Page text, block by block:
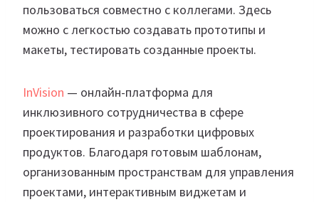
пользоваться совместно с коллегами. Здесь
можно с легкостью создавать прототипы и
макеты, тестировать созданные проекты.
InVision — онлайн-платформа для
инклюзивного сотрудничества в сфере
проектирования и разработки цифровых
продуктов. Благодаря готовым шаблонам,
организованным пространствам для управления
проектами, интерактивным виджетам и